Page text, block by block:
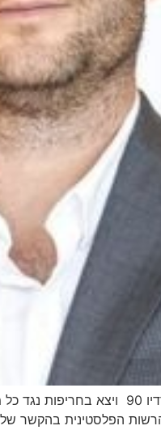
חבר הכנסת יצחק קרויזר מ"עוצמה
הרשות הפלסטינית